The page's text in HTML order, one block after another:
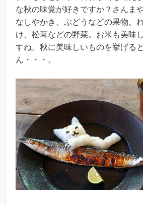
な秋の味覚が好きですか？さんま
なしやかき、ぶどうなどの果物。
け、松茸などの野菜。お米も美味
すね。秋に美味しいものを挙げる
ん・・・。